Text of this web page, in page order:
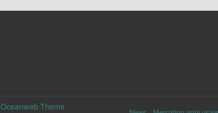
Oceanweb Theme